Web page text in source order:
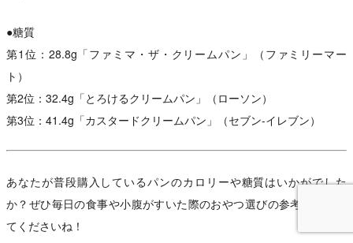
●糖質
第1位：28.8g「ファミマ・ザ・クリームパン」（ファミリーマー
ト）
第2位：32.4g「とろけるクリームパン」（ローソン）
第3位：41.4g「カスタードクリームパン」（セブン-イレブン）
あなたが普段購入しているパンのカロリーや糖質はいかがでした
か？ぜひ毎日の食事や小腹がすいた際のおやつ選びの参考にしてみ
てくださいね！